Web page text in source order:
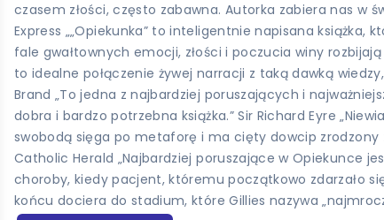
czasem złości, często zabawna. Autorka zabiera nas w
Express „„Opiekunka” to inteligentnie napisana
fale gwałtownych emocji, złości i poczucia winy
to idealne połączenie żywej narracji z taką dawką
Brand „To jedna z najbardziej poruszających i
dobra i bardzo potrzebna książka.” Sir Richard Eyre
swobodą sięga po metaforę i ma cięty dowcip zrodzony
Catholic Herald „Najbardziej poruszające w Opiekunce
choroby, kiedy pacjent, któremu początkowo zdarzało
końcu dociera do stadium, które Gillies nazywa